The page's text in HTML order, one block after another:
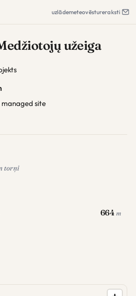
uzlādemeteovēstureraksti
užeiga
site
torņi
664 m